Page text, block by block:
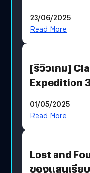
23/06/2025
Read More
[รีวิวเกม]
Expedition
ได้ลงตัว
01/05/2025
Read More
Lost and
ของแสนเรีย